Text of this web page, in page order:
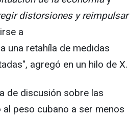
distorsiones y reimpulsar
a
una retahíla de medidas
agregó en un hilo de X.
de discusión sobre las
al peso cubano a ser menos